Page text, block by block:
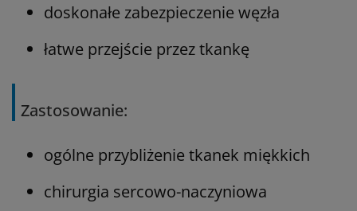
doskonałe zabezpieczenie węzła
łatwe przejście przez tkankę
Zastosowanie:
ogólne przybliżenie tkanek miękkich
chirurgia sercowo-naczyniowa